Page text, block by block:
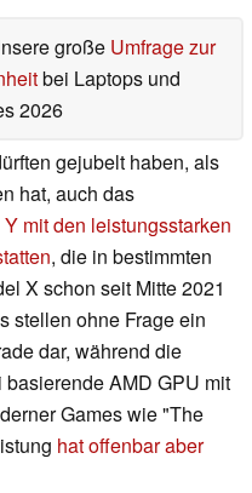
große Umfrage zur
bei Laptops und
2026
gejubelt haben, als
hat, auch das
mit den leistungsstarken
, die in bestimmten
X schon seit Mitte 2021
stellen ohne Frage ein
dar, während die
AMD GPU mit
Games wie "The
hat offenbar aber